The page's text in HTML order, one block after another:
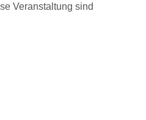
Veranstaltung sind